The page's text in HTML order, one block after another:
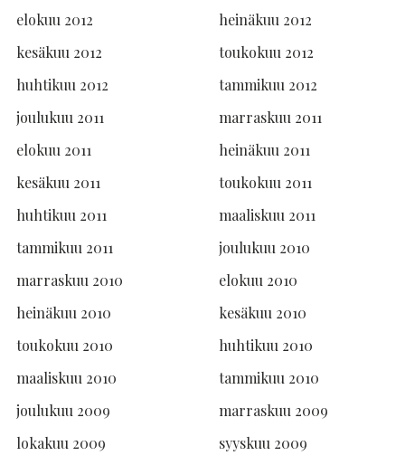
elokuu 2012
heinäkuu 2012
kesäkuu 2012
toukokuu 2012
huhtikuu 2012
tammikuu 2012
joulukuu 2011
marraskuu 2011
elokuu 2011
heinäkuu 2011
kesäkuu 2011
toukokuu 2011
huhtikuu 2011
maaliskuu 2011
tammikuu 2011
joulukuu 2010
marraskuu 2010
elokuu 2010
heinäkuu 2010
kesäkuu 2010
toukokuu 2010
huhtikuu 2010
maaliskuu 2010
tammikuu 2010
joulukuu 2009
marraskuu 2009
lokakuu 2009
syyskuu 2009